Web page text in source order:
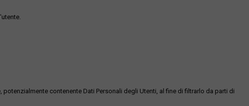
contenente Dati Personali degli Utenti, al fine di filtrarlo da parti di